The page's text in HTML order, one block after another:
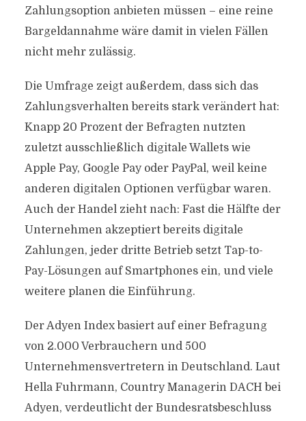
Zahlungsoption anbieten müssen – eine reine
Bargeldannahme wäre damit in vielen Fällen
nicht mehr zulässig.
Die Umfrage zeigt außerdem, dass sich das
Zahlungsverhalten bereits stark verändert hat:
Knapp 20 Prozent der Befragten nutzten
zuletzt ausschließlich digitale Wallets wie
Apple Pay, Google Pay oder PayPal, weil keine
anderen digitalen Optionen verfügbar waren.
Auch der Handel zieht nach: Fast die Hälfte der
Unternehmen akzeptiert bereits digitale
Zahlungen, jeder dritte Betrieb setzt Tap-to-
Pay-Lösungen auf Smartphones ein, und viele
weitere planen die Einführung.
Der Adyen Index basiert auf einer Befragung
von 2.000 Verbrauchern und 500
Unternehmensvertretern in Deutschland. Laut
Hella Fuhrmann, Country Managerin DACH bei
Adyen, verdeutlicht der Bundesratsbeschluss